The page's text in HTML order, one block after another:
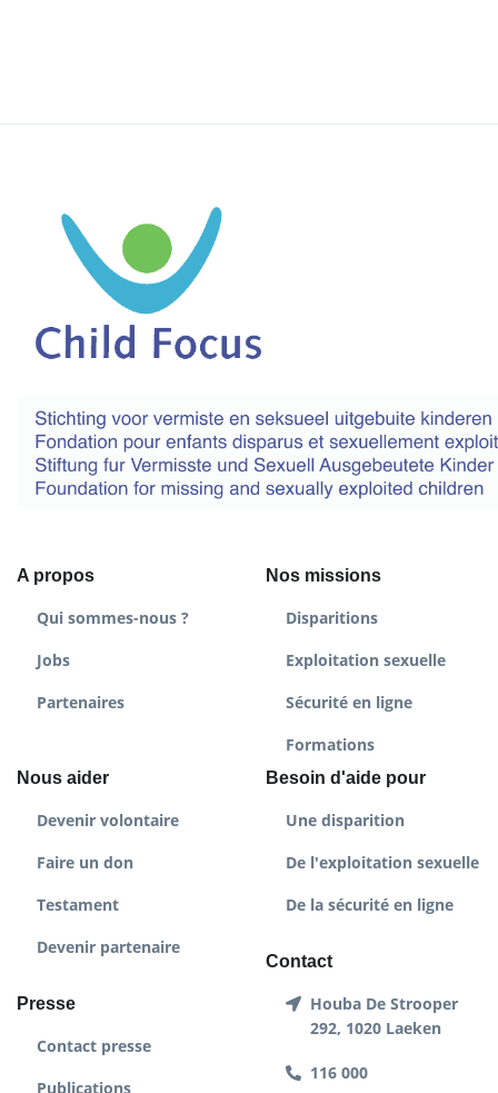
A propos
Qui sommes-nous ?
Jobs
Partenaires
Nos missions
Disparitions
Exploitation sexuelle
Sécurité en ligne
Formations
Nous aider
Devenir volontaire
Faire un don
Testament
Devenir partenaire
Presse
Contact presse
Publications
Besoin d'aide pour
Une disparition
De l'exploitation sexuelle
De la sécurité en ligne
Contact
Houba De Strooper
292, 1020 Laeken
116 000